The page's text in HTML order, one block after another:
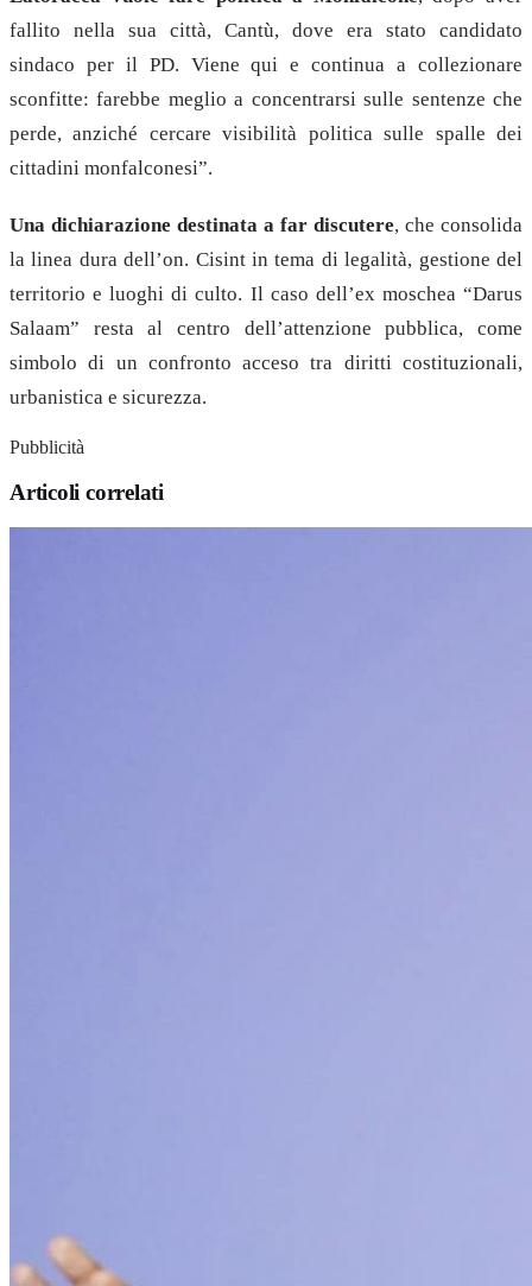
fallito nella sua città, Cantù, dove era stato candidato
sindaco per il PD. Viene qui e continua a collezionare
sconfitte: farebbe meglio a concentrarsi sulle sentenze che
perde, anziché cercare visibilità politica sulle spalle dei
cittadini monfalconesi”.
Una dichiarazione destinata a far discutere, che consolida
la linea dura dell’on. Cisint in tema di legalità, gestione del
territorio e luoghi di culto. Il caso dell’ex moschea “Darus
Salaam” resta al centro dell’attenzione pubblica, come
simbolo di un confronto acceso tra diritti costituzionali,
urbanistica e sicurezza.
Pubblicità
Articoli correlati